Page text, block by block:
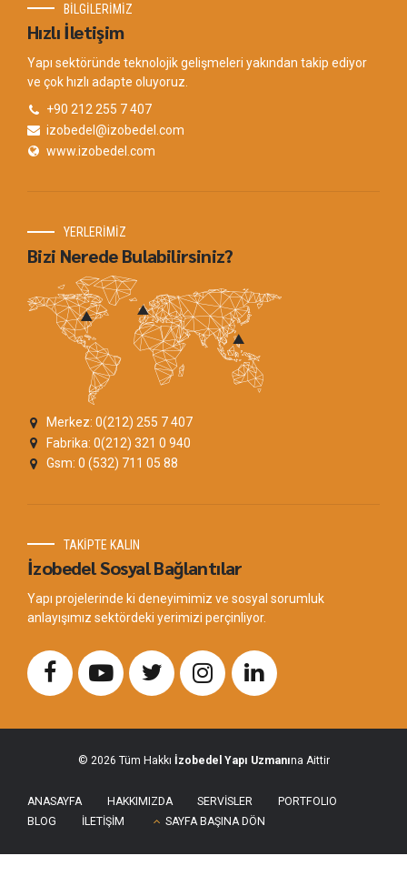
BİLGİLERİMİZ
Hızlı İletişim
Yapı sektöründe teknolojik gelişmeleri yakından takip ediyor
ve çok hızlı adapte oluyoruz.
+90 212 255 7 407
izobedel@izobedel.com
www.izobedel.com
YERLERİMİZ
Bizi Nerede Bulabilirsiniz?
Merkez: 0(212) 255 7 407
Fabrika: 0(212) 321 0 940
Gsm: 0 (532) 711 05 88
TAKİPTE KALIN
İzobedel Sosyal Bağlantılar
Yapı projelerinde ki deneyimimiz ve sosyal sorumluk
anlayışımız sektördeki yerimizi perçinliyor.
© 2026 Tüm Hakkı İzobedel Yapı Uzmanına Aittir
ANASAYFA HAKKIMIZDA SERVİSLER
PORTFOLIO
BLOG
İLETİŞİM SAYFA BAŞINA DÖN